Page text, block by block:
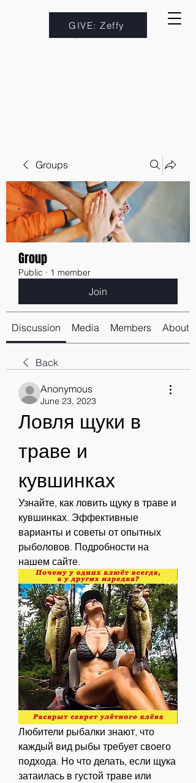
GIVE: Zeffy
Groups
Group
Public · 1 member
Join
Discussion Media Members About
Back
Anonymous
June 23, 2023
Ловля щуки в
траве и
кувшинках
Узнайте, как ловить щуку в траве и
кувшинках. Эффективные
варианты и советы от опытных
рыболовов. Подробности на
нашем сайте.
Любители рыбалки знают, что
каждый вид рыбы требует своего
подхода. Но что делать, если щука
затаилась в густой траве или